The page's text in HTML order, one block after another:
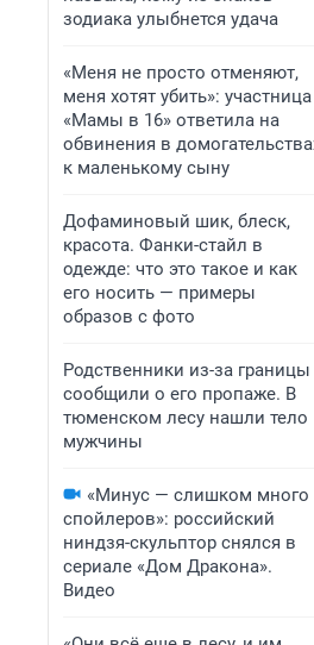
зодиака улыбнется удача
«Меня не просто отменяют,
меня хотят убить»: участница
«Мамы в 16» ответила на
обвинения в
к маленькому сыну
Дофаминовый шик, блеск,
красота. Фанки-стайл в
одежде: что это такое и как
его носить — примеры
образов с фото
Родственники из-за границы
сообщили о его пропаже. В
тюменском лесу нашли тело
мужчины
«Минус — слишком много
спойлеров»: российский
ниндзя-скульптор снялся в
сериале «Дом Дракона».
Видео